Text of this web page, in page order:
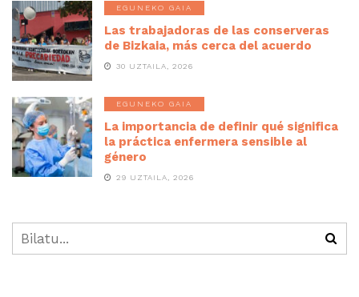
EGUNEKO GAIA
Las trabajadoras de las conserveras
de Bizkaia, más cerca del acuerdo
30 UZTAILA, 2026
EGUNEKO GAIA
La importancia de definir qué significa
la práctica enfermera sensible al
género
29 UZTAILA, 2026